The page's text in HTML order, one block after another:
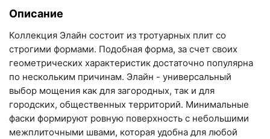
+7 (993) 993-77-33
Написать в МАКС
Написать в Telegram
Написать на почту
Самарская область, Волжский район, село
Описание
Коллекция Элайн состоит из тротуарных плит со
строгими формами. Подобная форма, за счет своих
геометрических характеристик достаточно популярна
по нескольким причинам. Элайн - универсальный
выбор мощения как для загородных, так и для
городских, общественных территорий. Минимальные
фаски формируют ровную поверхность с небольшими
межплиточными швами, которая удобна для любой